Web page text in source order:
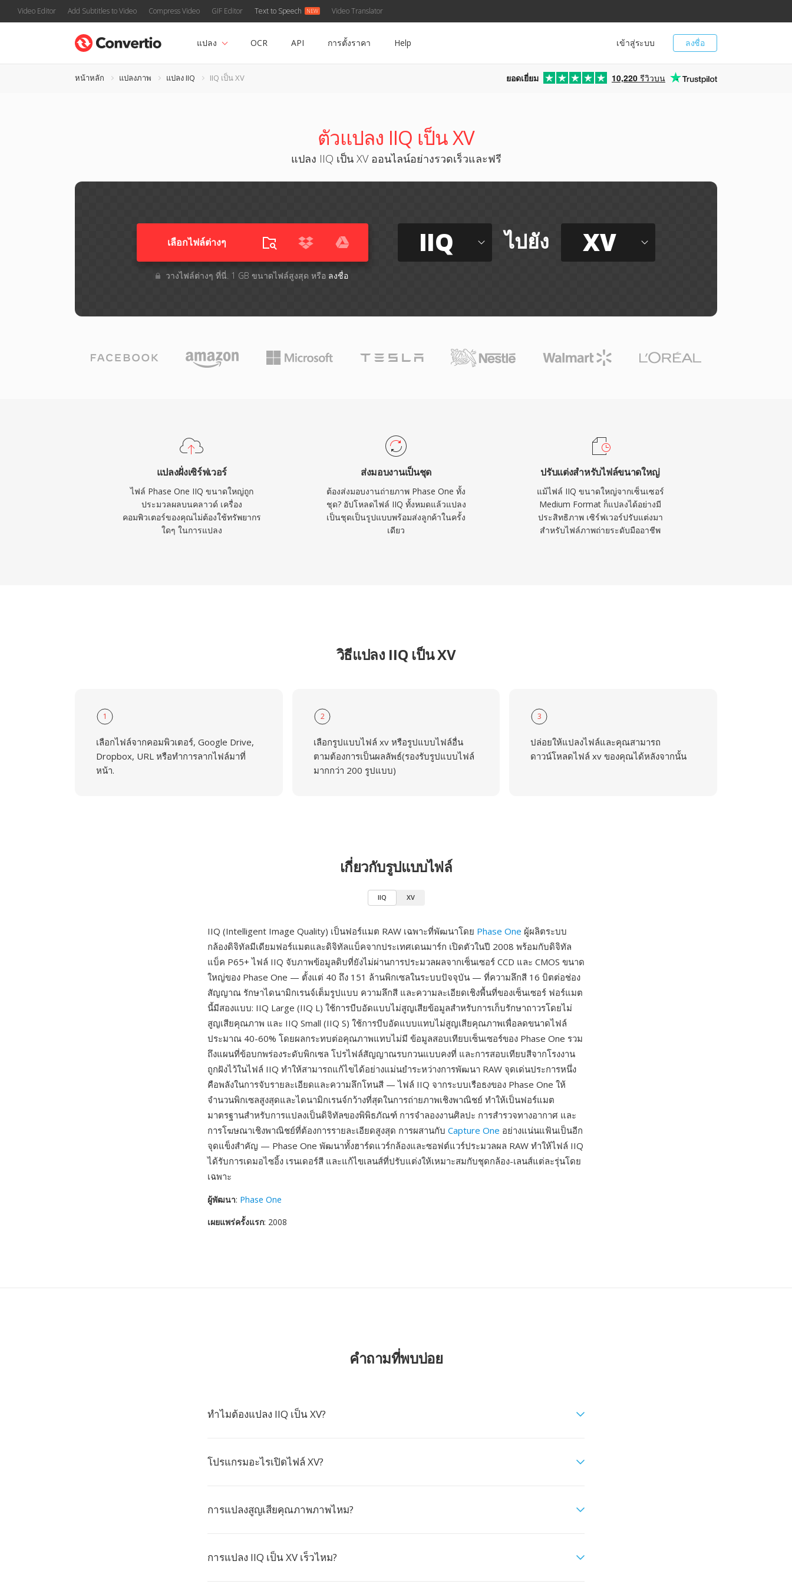
Video Editor Add Subtitles to Video Compress Video GIF Editor Text to Speech Video Translator
ลงชื่อ
เข้าสู่ระบบ
แปลง OCR API การตั้งราคา Help
หน้าหลัก แปลงภาพ แปลง IIQ IIQ เป็น XV ยอดเยี่ยม 10,220 รีวิวบน
ตัวแปลง IIQ เป็น XV
แปลง IIQ เป็น XV ออนไลน์อย่างรวดเร็วและฟรี
เลือกไฟล์ต่างๆ​
วางไฟล์ต่างๆ​ ที่นี่. 1 GB ขนาดไฟล์สูงสุด หรือ ลงชื่อ
IIQ ไปยัง XV
แปลงฝั่งเซิร์ฟเวอร์
ไฟล์ Phase One IIQ ขนาดใหญ่ถูก
ประมวลผลบนคลาวด์ เครื่อง
คอมพิวเตอร์ของคุณไม่ต้องใช้ทรัพยากร
ใดๆ ในการแปลง
ส่งมอบงานเป็นชุด
ต้องส่งมอบงานถ่ายภาพ Phase One ทั้ง
ชุด? อัปโหลดไฟล์ IIQ ทั้งหมดแล้วแปลง
เป็นชุดเป็นรูปแบบพร้อมส่งลูกค้าในครั้ง
เดียว
ปรับแต่งสำหรับไฟล์ขนาดใหญ่
แม้ไฟล์ IIQ ขนาดใหญ่จากเซ็นเซอร์
Medium Format ก็แปลงได้อย่างมี
ประสิทธิภาพ เซิร์ฟเวอร์ปรับแต่งมา
สำหรับไฟล์ภาพถ่ายระดับมืออาชีพ
วิธีแปลง IIQ เป็น XV
1
เลือกไฟล์จากคอมพิวเตอร์, Google Drive,
Dropbox, URL หรือทำการลากไฟล์มาที่
หน้า.
2
เลือกรูปแบบไฟล์ xv หรือรูปแบบไฟล์อื่น
ตามต้องการเป็นผลลัพธ์(รองรับรูปแบบไฟล์
มากกว่า 200 รูปแบบ)
3
ปล่อยให้แปลงไฟล์และคุณสามารถ
ดาวน์โหลดไฟล์ xv ของคุณได้หลังจากนั้น
เกี่ยวกับรูปแบบไฟล์
IIQ XV
IIQ (Intelligent Image Quality) เป็นฟอร์แมต RAW เฉพาะที่พัฒนาโดย Phase One ผู้ผลิตระบบ
กล้องดิจิทัลมีเดียมฟอร์แมตและดิจิทัลแบ็คจากประเทศเดนมาร์ก เปิดตัวในปี 2008 พร้อมกับดิจิทัล
แบ็ค P65+ ไฟล์ IIQ จับภาพข้อมูลดิบที่ยังไม่ผ่านการประมวลผลจากเซ็นเซอร์ CCD และ CMOS ขนาด
ใหญ่ของ Phase One — ตั้งแต่ 40 ถึง 151 ล้านพิกเซลในระบบปัจจุบัน — ที่ความลึกสี 16 บิตต่อช่อง
สัญญาณ รักษาไดนามิกเรนจ์เต็มรูปแบบ ความลึกสี และความละเอียดเชิงพื้นที่ของเซ็นเซอร์ ฟอร์แมต
นี้มีสองแบบ: IIQ Large (IIQ L) ใช้การบีบอัดแบบไม่สูญเสียข้อมูลสำหรับการเก็บรักษาถาวรโดยไม่
สูญเสียคุณภาพ และ IIQ Small (IIQ S) ใช้การบีบอัดแบบแทบไม่สูญเสียคุณภาพเพื่อลดขนาดไฟล์
ประมาณ 40-60% โดยผลกระทบต่อคุณภาพแทบไม่มี ข้อมูลสอบเทียบเซ็นเซอร์ของ Phase One รวม
ถึงแผนที่ข้อบกพร่องระดับพิกเซล โปรไฟล์สัญญาณรบกวนแบบคงที่ และการสอบเทียบสีจากโรงงาน
ถูกฝังไว้ในไฟล์ IIQ ทำให้สามารถแก้ไขได้อย่างแม่นยำระหว่างการพัฒนา RAW จุดเด่นประการหนึ่ง
คือพลังในการจับรายละเอียดและความลึกโทนสี — ไฟล์ IIQ จากระบบเรือธงของ Phase One ให้
จำนวนพิกเซลสูงสุดและไดนามิกเรนจ์กว้างที่สุดในการถ่ายภาพเชิงพาณิชย์ ทำให้เป็นฟอร์แมต
มาตรฐานสำหรับการแปลงเป็นดิจิทัลของพิพิธภัณฑ์ การจำลองงานศิลปะ การสำรวจทางอากาศ และ
การโฆษณาเชิงพาณิชย์ที่ต้องการรายละเอียดสูงสุด การผสานกับ Capture One อย่างแน่นแฟ้นเป็นอีก
จุดแข็งสำคัญ — Phase One พัฒนาทั้งฮาร์ดแวร์กล้องและซอฟต์แวร์ประมวลผล RAW ทำให้ไฟล์ IIQ
ได้รับการเดมอไซอิ้ง เรนเดอร์สี และแก้ไขเลนส์ที่ปรับแต่งให้เหมาะสมกับชุดกล้อง-เลนส์แต่ละรุ่นโดย
เฉพาะ
ผู้พัฒนา: Phase One
เผยแพร่ครั้งแรก: 2008
คำถามที่พบบ่อย
ทำไมต้องแปลง IIQ เป็น XV?
โปรแกรมอะไรเปิดไฟล์ XV?
การแปลงสูญเสียคุณภาพภาพไหม?
การแปลง IIQ เป็น XV เร็วไหม?